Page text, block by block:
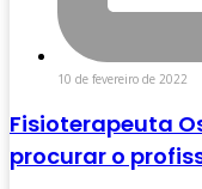
10 de fevereiro de 2022
Fisioterapeuta
procurar o